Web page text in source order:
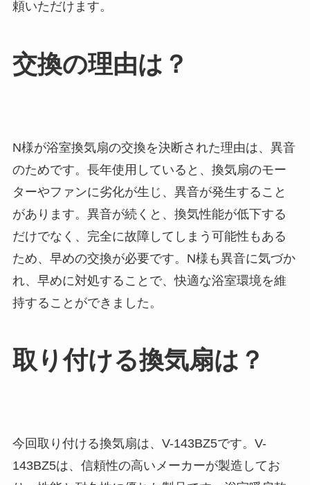
頼いただけます。
交換の理由は？
N様が浴室換気扇の交換を決断された理由は、異音
のためです。長年使用していると、換気扇のモー
ターやファンに劣化が生じ、異音が発生すること
があります。異音が続くと、換気性能が低下する
だけでなく、完全に故障してしまう可能性もある
ため、早めの交換が必要です。N様も異音に気づか
れ、早めに対処することで、快適な浴室環境を維
持することができました。
取り付ける換気扇は？
今回取り付ける換気扇は、V-143BZ5です。V-
143BZ5は、信頼性の高いメーカーが製造してお